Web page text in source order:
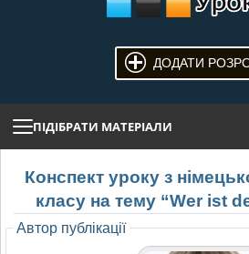
ДОДАТИ
ПІДІБРАТИ МАТЕРІАЛИ
Конспект уроку з
класу на тему “Wer ist
Автор публікації